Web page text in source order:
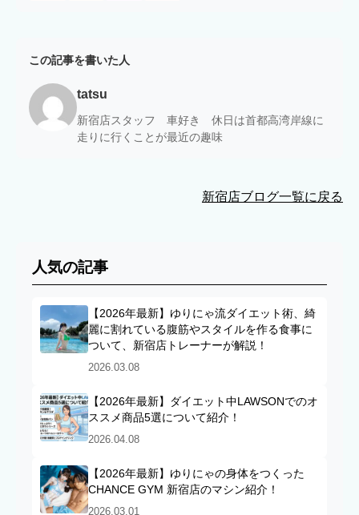
この記事を書いた人
tatsu
新宿店スタッフ 車好き 休日は首都高湾岸線に
走りに行くことが最近の趣味
新宿店ブログ一覧に戻る
人気の記事
【2026年最新】ゆりにゃ流ダイエット術、綺
麗に割れている腹筋やスタイルを作る食事に
ついて、新宿店トレーナーが解説！
2026.03.08
【2026年最新】ダイエット中LAWSONでのオ
ススメ商品5選について紹介！
2026.04.08
【2026年最新】ゆりにゃの身体をつくった
CHANCE GYM 新宿店のマシン紹介！
2026.03.01